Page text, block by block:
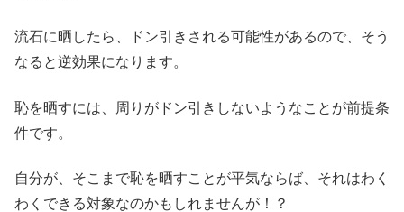
流石に晒したら、ドン引きされる可能性があるので、そう
なると逆効果になります。
恥を晒すには、周りがドン引きしないようなことが前提条
件です。
自分が、そこまで恥を晒すことが平気ならば、それはわく
わくできる対象なのかもしれませんが！？